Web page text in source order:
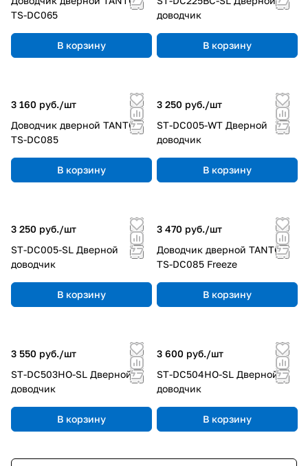
TS-DC065
В корзину
доводчик
В корзину
3 160 руб./шт
Доводчик дверной TANTOS
TS-DC085
В корзину
3 250 руб./шт
ST-DC005-WT Дверной
доводчик
В корзину
3 250 руб./шт
ST-DC005-SL Дверной
доводчик
В корзину
3 470 руб./шт
Доводчик дверной TANTOS
TS-DC085 Freeze
В корзину
3 550 руб./шт
ST-DC503HO-SL Дверной
доводчик
В корзину
3 600 руб./шт
ST-DC504HO-SL Дверной
доводчик
В корзину